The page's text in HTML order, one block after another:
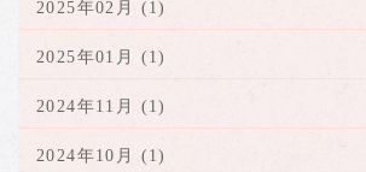
2025年02月 (1)
2025年01月 (1)
2024年11月 (1)
2024年10月 (1)